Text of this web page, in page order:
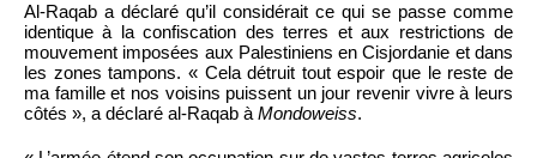
Al-Raqab a déclaré qu’il considérait ce qui se passe comme
identique à la confiscation des terres et aux restrictions de
mouvement imposées aux Palestiniens en Cisjordanie et dans
les zones tampons. « Cela détruit tout espoir que le reste de
ma famille et nos voisins puissent un jour revenir vivre à leurs
côtés », a déclaré al-Raqab à Mondoweiss.